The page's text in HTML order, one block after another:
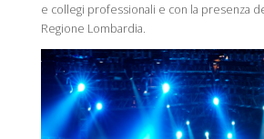
e collegi professionali e con la presenza
Regione Lombardia.